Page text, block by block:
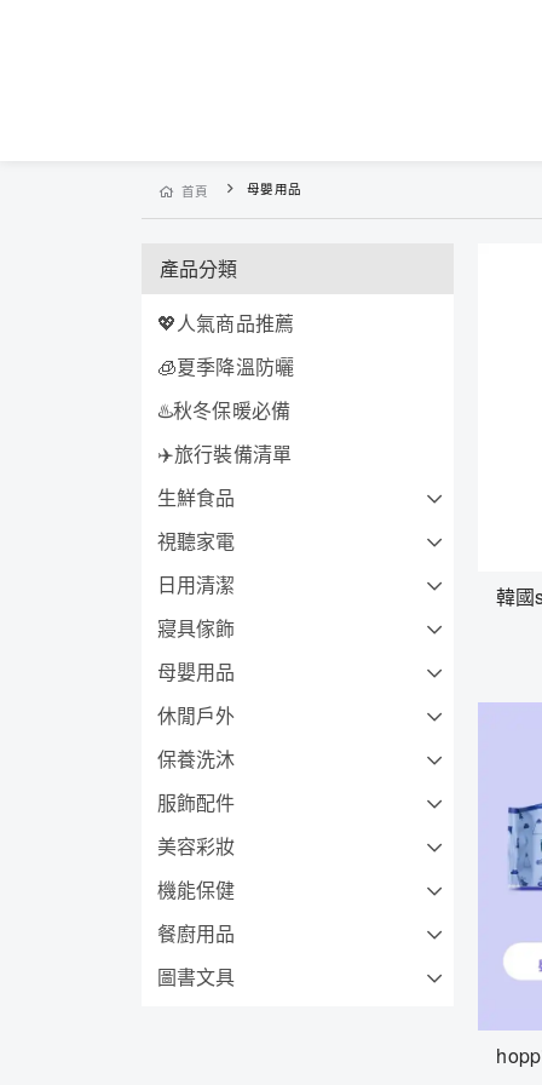
首頁 母嬰用品
產品分類
💖人氣商品推薦
🧊夏季降溫防曬
♨️秋冬保暖必備
✈️旅行裝備清單
生鮮食品
視聽家電
日用清潔
寢具傢飾
母嬰用品
休閒戶外
保養洗沐
服飾配件
美容彩妝
機能保健
餐廚用品
圖書文具
韓國